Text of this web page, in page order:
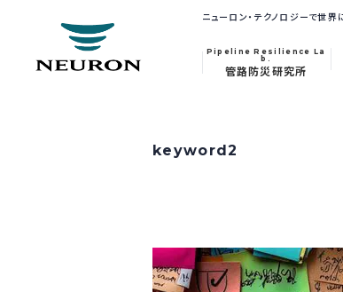
ニューロン・テクノロジーで世界
Pipeline Resilience La
b.
管路防災研究所
keyword2